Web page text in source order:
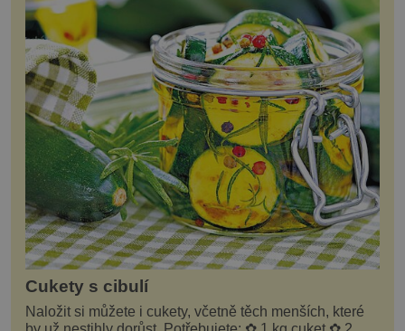
Cukety s cibulí
Naložit si můžete i cukety, včetně těch menších, které